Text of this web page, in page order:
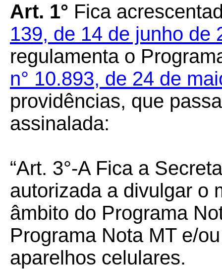
Art. 1° Fica
139, de 14 de junho de
regulamenta o
n° 10.893, de 24 de
providências, que
assinalada:
“Art. 3°-A Fica a
autorizada a divulgar o
âmbito do Programa
Programa Nota MT e/
aparelhos celulares.